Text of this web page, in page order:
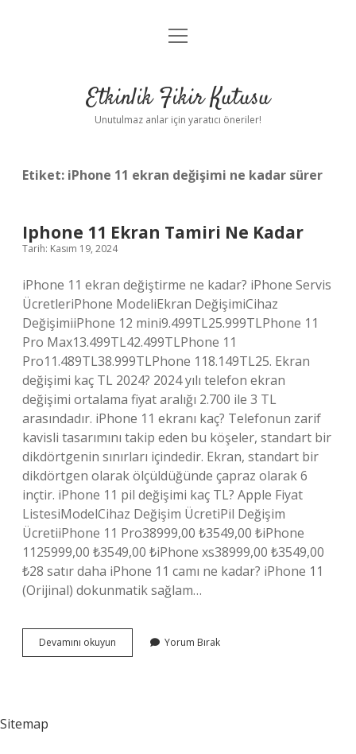
Anasayfa
Yasal Uyarı
menüyü
Etkinlik Fikir Kutusu
Unutulmaz anlar için yaratıcı öneriler!
Etiket: iPhone 11 ekran değişimi ne kadar sürer
Iphone 11 Ekran Tamiri Ne Kadar
Tarih: Kasım 19, 2024
iPhone 11 ekran değiştirme ne kadar? iPhone Servis
ÜcretleriPhone ModeliEkran DeğişimiCihaz
DeğişimiiPhone 12 mini9.499TL25.999TLPhone 11
Pro Max13.499TL42.499TLPhone 11
Pro11.489TL38.999TLPhone 118.149TL25. Ekran
değişimi kaç TL 2024? 2024 yılı telefon ekran
değişimi ortalama fiyat aralığı 2.700 ile 3 TL
arasındadır. iPhone 11 ekranı kaç? Telefonun zarif
kavisli tasarımını takip eden bu köşeler, standart bir
dikdörtgenin sınırları içindedir. Ekran, standart bir
dikdörtgen olarak ölçüldüğünde çapraz olarak 6
inçtir. iPhone 11 pil değişimi kaç TL? Apple Fiyat
ListesiModelCihaz Değişim ÜcretiPil Değişim
ÜcretiiPhone 11 Pro38999,00 ₺3549,00 ₺iPhone
1125999,00 ₺3549,00 ₺iPhone xs38999,00 ₺3549,00
₺28 satır daha iPhone 11 camı ne kadar? iPhone 11
(Orijinal) dokunmatik sağlam…
Devamını okuyun
11
Yorum Bırak
Sitemap